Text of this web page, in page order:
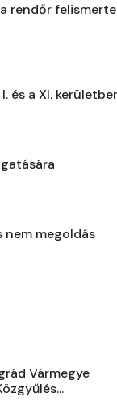
rendőr felismerte
és a XI.
nem megoldás
Vármegye